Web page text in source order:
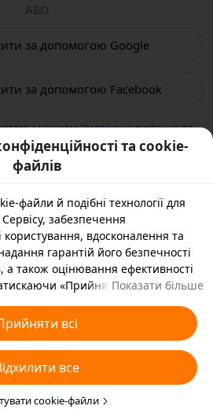
АБО
за допомогою Google
за допомогою Facebook
з нашимиУмови використаннята
нашуПолітикою конфіденційності
та cookie-
файлів
файли й подібні технології для
забезпечення
користування, вдосконалення та
гарантій його безпечності
а також оцінювання ефективності
«Прийняти всі», ви
на вашому пристрої,
Ви також можете вибрати
для необов’язкових cookie-файлів
файлів ви згодні прийняти, а які
«Налаштувати cookie-
або зайшовши в розділ
Показати більше
всі
все
cookie-файли